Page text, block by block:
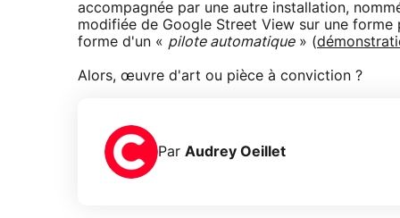
accompagnée par une autre installation,
modifiée de Google Street View sur une
forme d'un « pilote automatique» (
Alors, œuvre d'art ou pièce à conviction ?
Par Audrey Oeillet